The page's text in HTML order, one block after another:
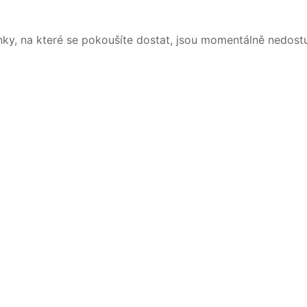
na které se pokoušíte dostat, jsou momentálně